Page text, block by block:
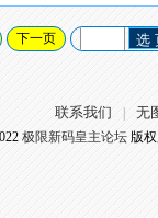
下一页 选
联系我们 无
极限新码皇主论坛版权